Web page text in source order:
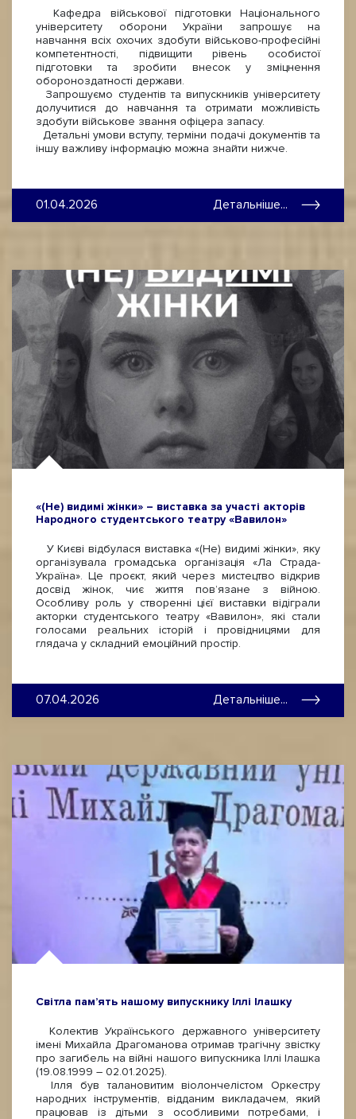
Кафедра військової підготовки Національного
університету оборони України запрошує на
навчання всіх охочих здобути військово-професійні
компетентності, підвищити рівень особистої
підготовки та зробити внесок у зміцнення
обороноздатності держави.
Запрошуємо студентів та випускників університету
долучитися до навчання та отримати можливість
здобути військове звання офіцера запасу.
Детальні умови вступу, терміни подачі документів та
іншу важливу інформацію можна знайти нижче.
01.04.2026 Детальніше...
«(Не) видимі жінки» – виставка за участі акторів
Народного студентського театру «Вавилон»
У Києві відбулася виставка «(Не) видимі жінки», яку
організувала громадська організація «Ла Страда-
Україна». Це проєкт, який через мистецтво відкрив
досвід жінок, чиє життя пов’язане з війною.
Особливу роль у створенні цієї виставки відіграли
акторки студентського театру «Вавилон», які стали
голосами реальних історій і провідницями для
глядача у складний емоційний простір.
07.04.2026 Детальніше...
Світла пам’ять нашому випускнику Іллі Ілашку
Колектив Українського державного університету
імені Михайла Драгоманова отримав трагічну звістку
про загибель на війні нашого випускника Іллі Ілашка
(19.08.1999 – 02.01.2025).
Ілля був талановитим віолончелістом Оркестру
народних інструментів, відданим викладачем, який
працював із дітьми з особливими потребами, і